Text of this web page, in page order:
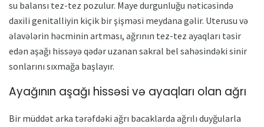
su balansı tez-tez pozulur. Maye durgunluğu nəticəsində
daxili genitalliyin kiçik bir şişməsi meydana gəlir. Uterusu və
əlavələrin həcminin artması, ağrının tez-tez ayaqları təsir
edən aşağı hissəyə qədər uzanan sakral bel sahəsindəki sinir
sonlarını sıxmağa başlayır.
Ayağının aşağı hissəsi və ayaqları olan ağrı
Bir müddət arka tərəfdəki ağrı bacaklarda ağrılı duyğularla